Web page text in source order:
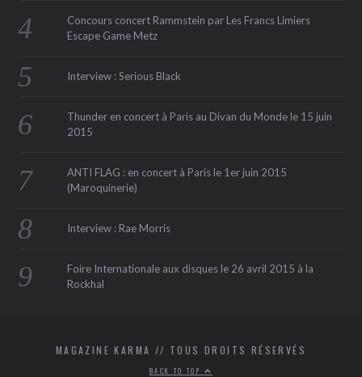
Concours concert Rammstein par Les Francs Limiers
Escape Game Metz
Interview : Serious Black
Thunder en concert à Paris au Divan du Monde le 15 juin
2015
ANTI FLAG : en concert à Paris le 1er juin 2015
(Maroquinerie‏)
Interview : Rae Morris
Foire Internationale aux disques le 26 avril 2015 à la
Rockhal
MAGAZINE KARMA // TOUS DROITS RÉSERVÉS
BACK TO TOP